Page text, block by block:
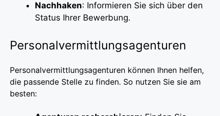
Nachhaken: Informieren Sie sich über den
Status Ihrer Bewerbung.
Personalvermittlungsagenturen
Personalvermittlungsagenturen können Ihnen helfen,
die passende Stelle zu finden. So nutzen Sie sie am
besten: